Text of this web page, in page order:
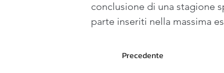
conclusione di una stagione
parte inseriti nella massima
Precedente